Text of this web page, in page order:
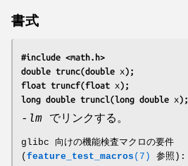
書式
#include <math.h>
double trunc(double x);
float truncf(float x);
long double truncl(long double x);
-lm でリンクする。
glibc 向けの機能検査マクロの要件
( feature_test_macros (7) 参照):